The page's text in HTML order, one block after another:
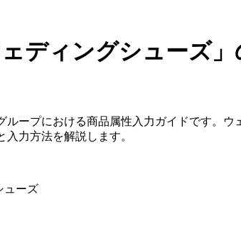
ディングシューズ」
ープにおける商品属性入力ガイドです。
力方法を解説します。
ューズ